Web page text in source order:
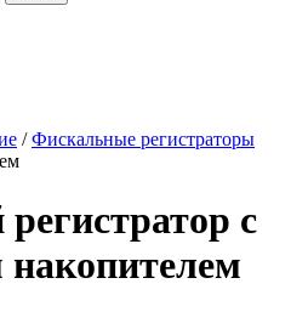
/Фискальные регистраторы
с